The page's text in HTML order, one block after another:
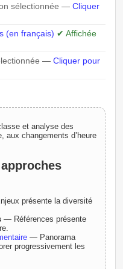
sélectionnée — Cliquer
(en français) ✔ Affichée
— Cliquer pour
et analyse des
aux changements d’heure
présente la diversité
— Références présente
— Panorama
progressivement les